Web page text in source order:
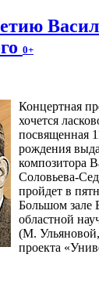
0+
Концертная
хочется
посвященная
рождения
композитора
Соловьева-
пройдет в
Большом зале
областной
(М.
проекта